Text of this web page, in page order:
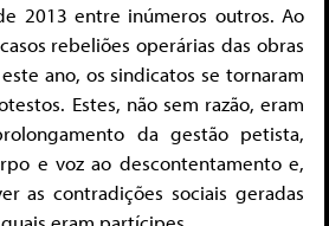
2013 entre inúmeros outros. Ao
rebeliões operárias das obras
ano, os sindicatos se tornaram
Estes, não sem razão, eram
da gestão petista,
e voz ao descontentamento e,
as contradições sociais geradas